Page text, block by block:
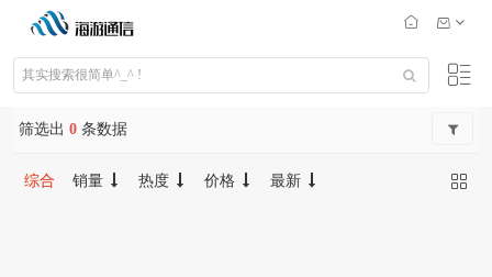
筛选出 0 条数据
综合 销量 热度 价格 最新